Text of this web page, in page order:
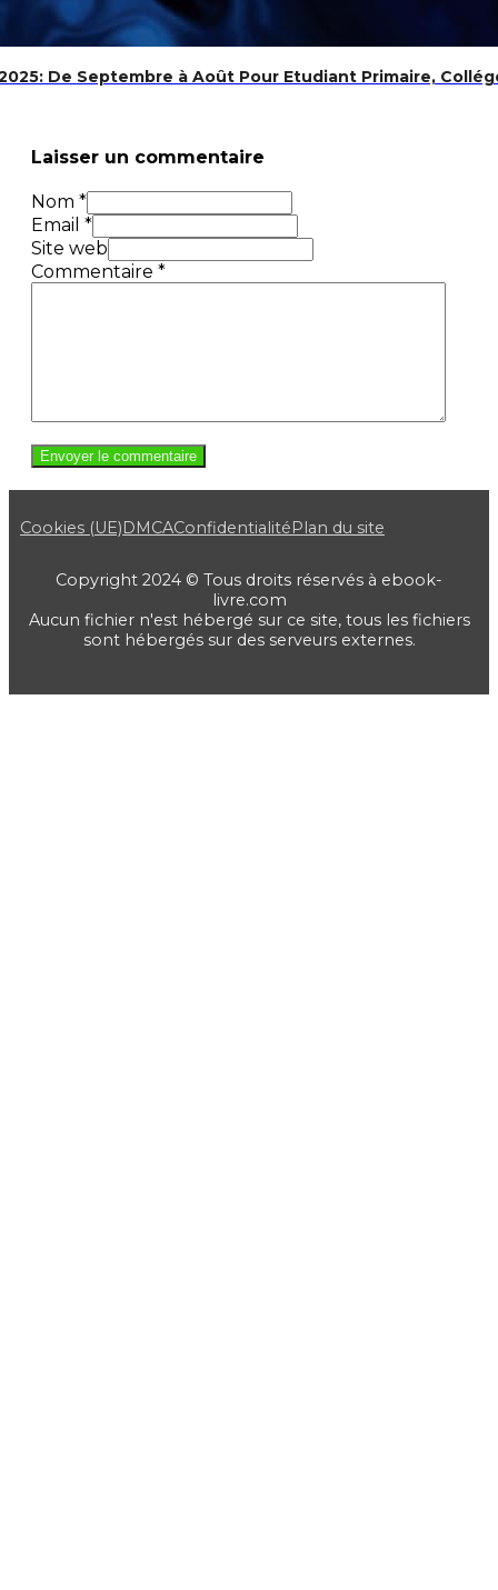
De Septembre à Août Pour Etudiant Primaire,
Laisser un commentaire
Nom *
Email *
Site web
Commentaire *
Cookies (UE)DMCAConfidentialitéPlan du site
Copyright 2024 © Tous droits réservés à ebook-
livre.com
Aucun fichier n'est hébergé sur ce site, tous les fichiers
sont hébergés sur des serveurs externes.